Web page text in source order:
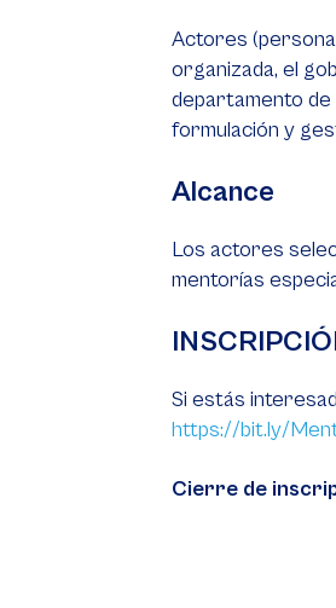
Actores
organizada, el
departamento
formulación y
Alcance
Los actores
mentorías
Si estás
https://bit.ly/
Cierre de